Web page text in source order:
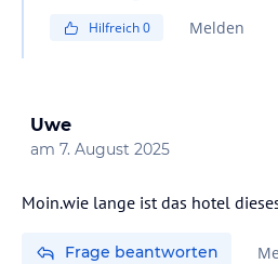
Produkte vor dem Servieren
durchgeführten Kontrollen
Unregelmäßigkeiten
derartiges Problem noch nie
Mit freundlichen Grüßen.
Hilfreich0 Melden
Uwe
am 7. August 2025
Moin.wie lange ist das hotel
Frage beantworten